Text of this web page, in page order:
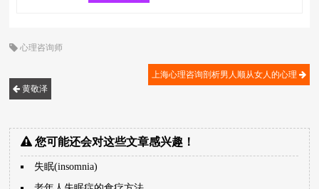
心理咨询师
黄敬泽
上海心理咨询剖析男人顺从女人的心理
您可能还会对这些文章感兴趣！
失眠(insomnia)